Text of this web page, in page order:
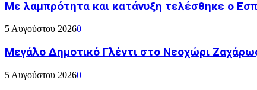
Με λαμπρότητα και κατάνυξη τελέσθηκε ο
5 Αυγούστου 20260
Μεγάλο Δημοτικό Γλέντι στο Νεοχώρι
5 Αυγούστου 20260